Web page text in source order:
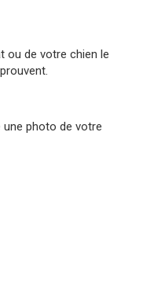
ou de votre chien le
une photo de votre